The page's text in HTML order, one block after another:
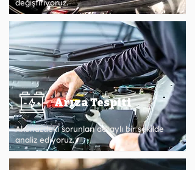
değiştiriyoruz.
Arıza Tespiti
Akünüzdeki sorunları detaylı bir şekilde
analiz ediyoruz.